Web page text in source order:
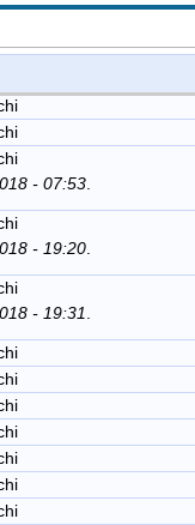
- 07:53
- 19:20
- 19:31